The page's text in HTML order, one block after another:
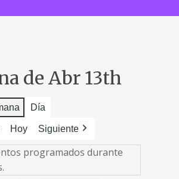
de Abr 13th
Día
Hoy Siguiente
programados durante